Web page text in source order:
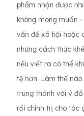
phẩm nhận được
không mong muốn
vấn đề xã hội hoặc
những cách thức
nếu viết ra có thể
tệ hơn. Làm thế
trung thành với ý
rối chính trị cho tác